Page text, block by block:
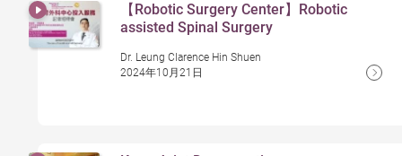
【Robotic Surgery Center】Robotic
assisted Spinal Surgery
Dr. Leung Clarence Hin Shuen
2024年10月21日